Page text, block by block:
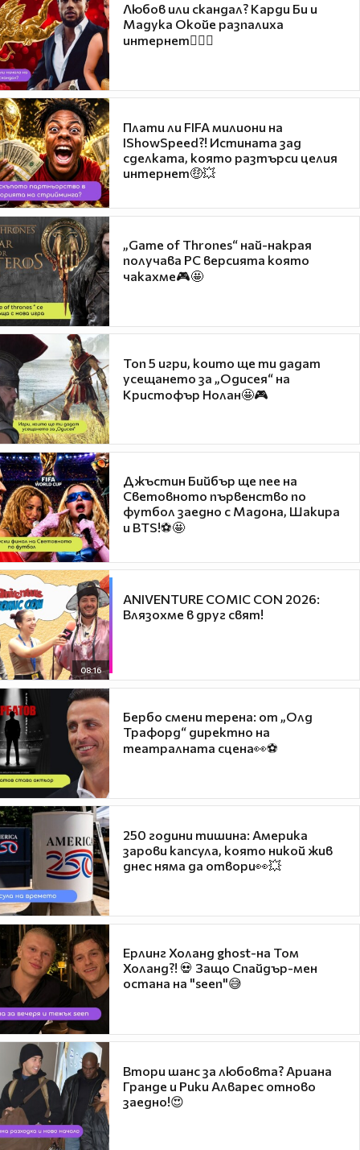
Любов или скандал? Карди Би и
Мадука Окойе разпалиха
интернет❤️‍🔥🔥
Плати ли FIFA милиони на
IShowSpeed?! Истината зад
сделката, която разтърси целия
интернет🤑💥
„Game of Thrones“ най-накрая
получава PC версията която
чакахме🎮🤩
Топ 5 игри, които ще ти дадат
усещането за „Одисея“ на
Кристофър Нолан🤩🎮
Джъстин Бийбър ще пее на
Световното първенство по
футбол заедно с Мадона, Шакира
и BTS!⚽🤩
08:16
ANIVENTURE COMIC CON 2026:
Влязохме в друг свят!
Бербо смени терена: от „Олд
Трафорд“ директно на
театралната сцена👀⚽
250 години тишина: Америка
зарови капсула, която никой жив
днес няма да отвори👀💥
Ерлинг Холанд ghost-на Том
Холанд?! 💀 Защо Спайдър-мен
остана на "seen"😅
Втори шанс за любовта? Ариана
Гранде и Рики Алварес отново
заедно!😍